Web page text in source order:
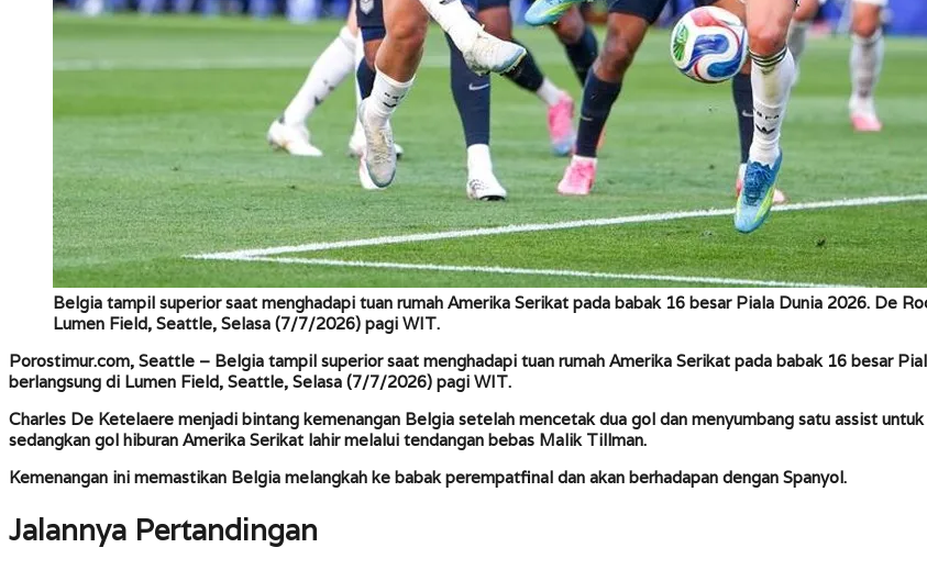
Belgia tampil superior saat menghadapi tuan rumah Amerika Serikat pada babak 16 besar Piala Dunia 2026. De
Lumen Field, Seattle, Selasa (7/7/2026) pagi WIT.
Porostimur.com, Seattle – Belgia tampil superior saat menghadapi tuan rumah Amerika Serikat pada babak 16 besar
berlangsung di Lumen Field, Seattle, Selasa (7/7/2026) pagi WIT.
Charles De Ketelaere menjadi bintang kemenangan Belgia setelah mencetak dua gol dan menyumbang satu assist
sedangkan gol hiburan Amerika Serikat lahir melalui tendangan bebas Malik Tillman.
Kemenangan ini memastikan Belgia melangkah ke babak perempatfinal dan akan berhadapan dengan Spanyol.
Jalannya Pertandingan